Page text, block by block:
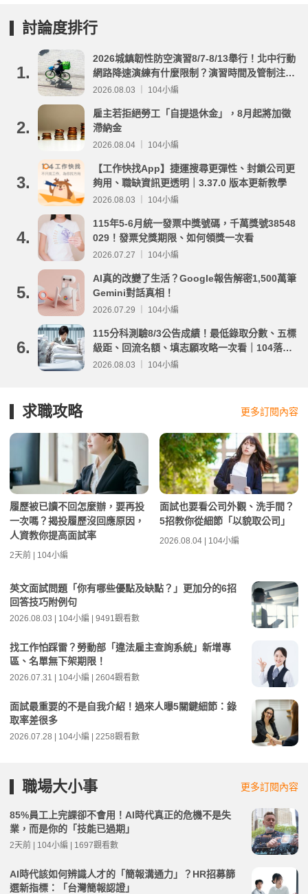
討論度排行
1.
2026城鎮韌性防空演習8/7-8/13舉行！北中行動
網路降速演練有什麼限制？演習時間及管制注意
事項整理
2026.08.03 ｜ 104小編
2.
雇主若拒絕勞工「自提退休金」，8月起將加徵
滯納金
2026.08.04 ｜ 104小編
3.
【工作快找App】捷運搜尋更彈性、封鎖公司更
夠用、職缺資訊更透明｜3.37.0 版本更新教學
2026.08.03 ｜ 104小編
4.
115年5-6月統一發票中獎號碼，千萬獎號38548
029！發票兌獎期限、如何領獎一次看
2026.07.27 ｜ 104小編
5.
AI真的改變了生活？Google報告解密1,500萬筆
Gemini對話真相！
2026.07.29 ｜ 104小編
6.
115分科測驗8/3公告成績！最低錄取分數、五標
級距、回流名額、填志願攻略一次看｜104落點
分析
2026.08.03 ｜ 104小編
求職攻略 更多訂閱內容
履歷被已讀不回怎麼辦，要再投
一次嗎？揭投履歷沒回應原因，
人資教你提高面試率
2天前 | 104小編
面試也要看公司外觀、洗手間？
5招教你從細節「以貌取公司」
2026.08.04 | 104小編
英文面試問題「你有哪些優點及缺點？」更加分的6招
回答技巧附例句
2026.08.03 | 104小編 | 9491觀看數
找工作怕踩雷？勞動部「違法雇主查詢系統」新增專
區、名單無下架期限！
2026.07.31 | 104小編 | 2604觀看數
面試最重要的不是自我介紹！過來人曝5關鍵細節：錄
取率差很多
2026.07.28 | 104小編 | 2258觀看數
職場大小事 更多訂閱內容
85%員工上完課卻不會用！AI時代真正的危機不是失
業，而是你的「技能已過期」
2天前 | 104小編 | 1697觀看數
AI時代該如何辨識人才的「簡報溝通力」？HR招募篩
選新指標：「台灣簡報認證」